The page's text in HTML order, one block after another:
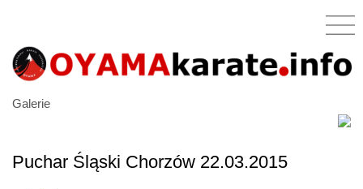
Galerie
Puchar Śląski Chorzów 22.03.2015